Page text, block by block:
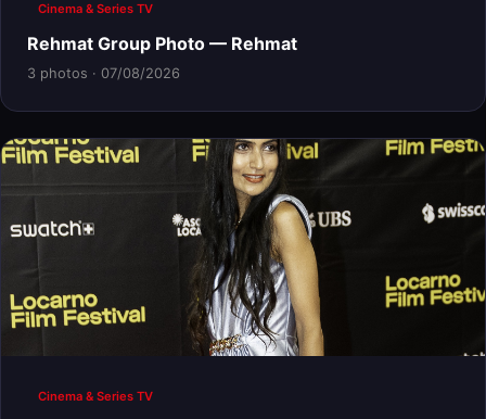
Cinema & Series TV
Rehmat Group Photo — Rehmat
3 photos · 07/08/2026
Cinema & Series TV